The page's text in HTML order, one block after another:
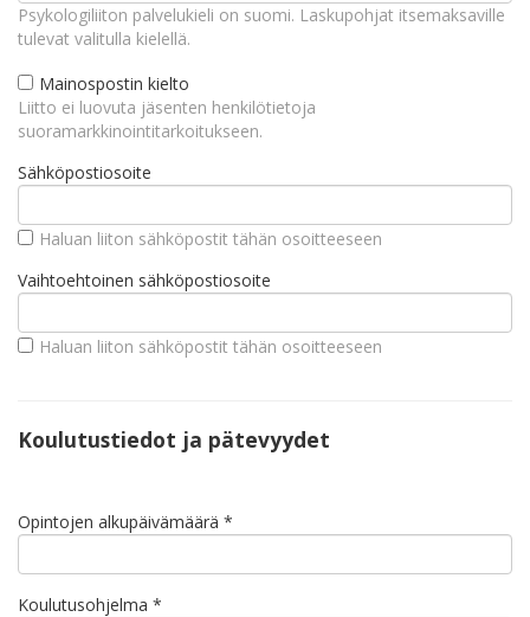
Psykologiliiton palvelukieli on suomi. Laskupohjat itsemaksaville
tulevat valitulla kielellä.
Mainospostin kielto
Liitto ei luovuta jäsenten henkilötietoja
suoramarkkinointitarkoitukseen.
Sähköpostiosoite
Haluan liiton sähköpostit tähän osoitteeseen
Vaihtoehtoinen sähköpostiosoite
Haluan liiton sähköpostit tähän osoitteeseen
Koulutustiedot ja pätevyydet
Opintojen alkupäivämäärä *
Koulutusohjelma *